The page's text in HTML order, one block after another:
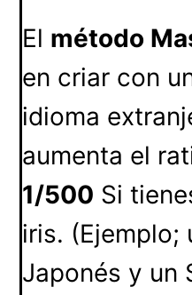
El método
en criar con
idioma
aumenta el
1/500 Si
iris. (Ejemplo;
Japonés y un